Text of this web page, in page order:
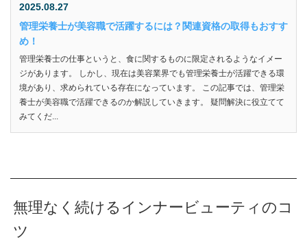
2025.08.27
管理栄養士が美容職で活躍するには？関連資格の取得もおすす
め！
管理栄養士の仕事というと、食に関するものに限定されるようなイメー
ジがあります。 しかし、現在は美容業界でも管理栄養士が活躍できる環
境があり、求められている存在になっています。 この記事では、管理栄
養士が美容職で活躍できるのか解説していきます。 疑問解決に役立てて
みてくだ...
無理なく続けるインナービューティのコ
ツ